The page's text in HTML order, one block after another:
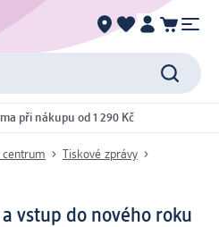
při nákupu od 1 290 Kč
centrum
Tiskové zprávy
vstup do nového roku